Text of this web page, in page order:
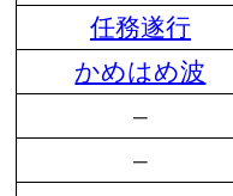
任務遂行
かめはめ波
–
–